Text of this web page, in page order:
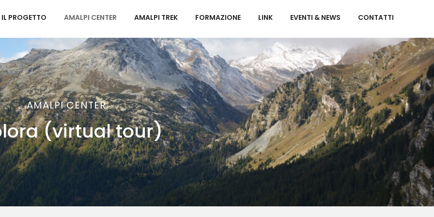
IL PROGETTO AMALPI CENTER AMALPI TREK FORMAZIONE LINK EVENTI & NEWS CONTATTI
AMALPI CENTER
(virtual tour)